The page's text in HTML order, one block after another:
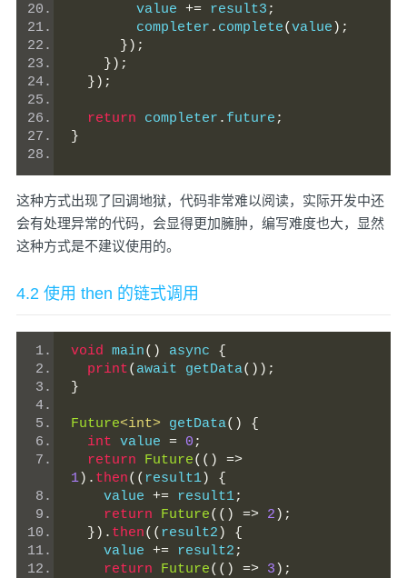
        value
+= result3 ;
        completer
. complete(value );
});
});
});
return completer . future ;
}
这种方式出现了回调地狱，代码非常难以阅读，实际开发中还
会有处理异常的代码，会显得更加臃肿，编写难度也大，显然
这种方式是不建议使用的。
4.2 使用 then 的链式调用
void main() async {
print( await getData());
}
Future<int> getData()
{
int value = 0 ;
return
Future(()
=>
1). then(( result1)
{
    value
+= result1;
return
Future(() => 2 );
}). then(( result2 )
{
    value
+= result2 ;
return
Future(() => 3 );